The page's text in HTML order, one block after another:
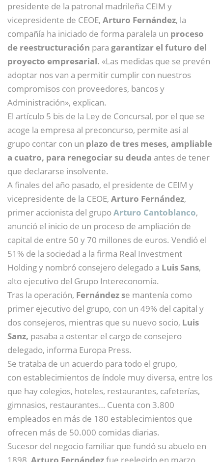
presidente de la patronal madrileña CEIM y
vicepresidente de CEOE, Arturo Fernández, la
compañía ha iniciado de forma paralela un proceso
de reestructuración para garantizar el futuro del
proyecto empresarial. «Las medidas que se prevén
adoptar nos van a permitir cumplir con nuestros
compromisos con proveedores, bancos y
Administración», explican.
El artículo 5 bis de la Ley de Concursal, por el que se
acoge la empresa al preconcurso, permite así al
grupo contar con un plazo de tres meses, ampliable
a cuatro, para renegociar su deuda antes de tener
que declararse insolvente.
A finales del año pasado, el presidente de CEIM y
vicepresidente de la CEOE, Arturo Fernández,
primer accionista del grupoArturo Cantoblanco,
anunció el inicio de un proceso de ampliación de
capital de entre 50 y 70 millones de euros. Vendió el
51% de la sociedad a la firma Real Investment
Holding y nombró consejero delegado a Luis Sans,
alto ejecutivo del Grupo Intereconomía.
Tras la operación, Fernández se mantenía como
primer ejecutivo del grupo, con un 49% del capital y
dos consejeros, mientras que su nuevo socio, Luis
Sanz, pasaba a ostentar el cargo de consejero
delegado, informa Europa Press.
Se trataba de un acuerdo para todo el grupo,
con establecimientos de índole muy diversa, entre los
que hay colegios, hoteles, restaurantes, cafeterías,
gimnasios, restaurantes… Cuenta con 3.800
empleados en más de 180 establecimientos que
ofrecen más de 50.000 comidas diarias.
Sucesor del negocio familiar que fundó su abuelo en